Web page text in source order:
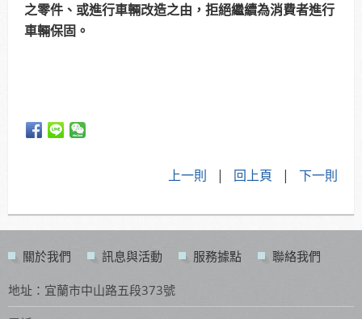
之零件、或進行車輛改造之由，拒絕繼續為消費者進行
車輛保固。
上一則 | 回上頁 | 下一則
關於我們 訊息與活動 服務據點 聯絡我們
地址：宜蘭市中山路五段373號